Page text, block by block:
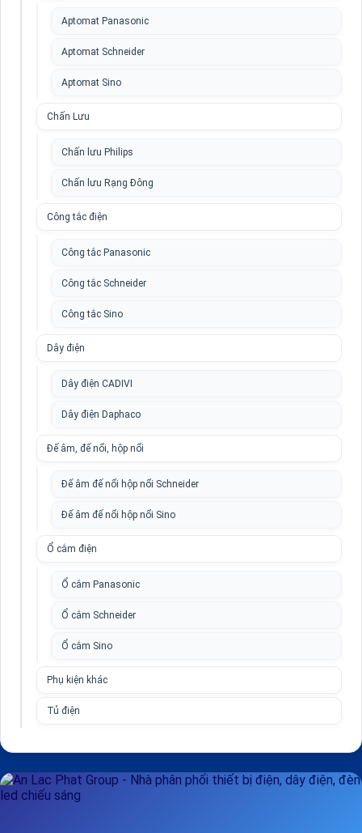
Aptomat Panasonic
Aptomat Schneider
Aptomat Sino
Chấn Lưu
Chấn lưu Philips
Chấn lưu Rạng Đông
Công tắc điện
Công tắc Panasonic
Công tắc Schneider
Công tắc Sino
Dây điện
Dây điện CADIVI
Dây điện Daphaco
Đế âm, đế nổi, hộp nổi
Đế âm đế nổi hộp nổi Schneider
Đế âm đế nổi hộp nổi Sino
Ổ cắm điện
Ổ cắm Panasonic
Ổ cắm Schneider
Ổ cắm Sino
Phụ kiện khác
Tủ điện